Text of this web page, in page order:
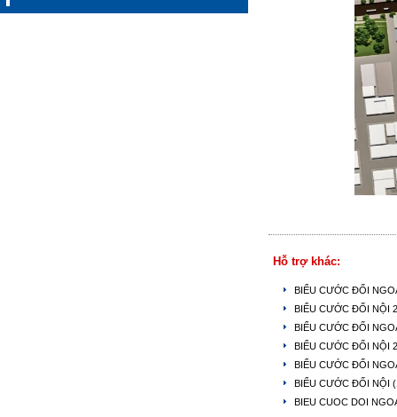
Hỗ trợ khác:
BIỂU CƯỚC ĐỐI
BIỂU CƯỚC ĐỐI NỘI
BIỂU CƯỚC ĐỐI
BIỂU CƯỚC ĐỐI NỘI
BIỂU CƯỚC ĐỐI
BIỂU CƯỚC ĐỐI NỘI
BIEU CUOC DOI